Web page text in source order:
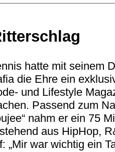
hatte mit seinem
die Ehre ein
und Lifestyle
Passend zum
nahm er ein 75
aus HipHop,
„Mir war wichtig ein